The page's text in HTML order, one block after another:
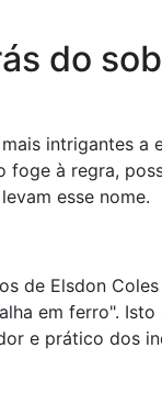
do
intrigantes a
foge à regra,
esse nome.
de Elsdon
em ferro".
e prático dos